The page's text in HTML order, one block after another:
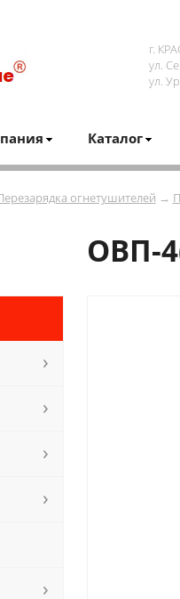
г.
ул.
ул.
Каталог
огнетушителей →
ОВП-